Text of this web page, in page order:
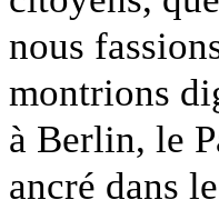
nous
montrions
à Berlin, le
ancré dans